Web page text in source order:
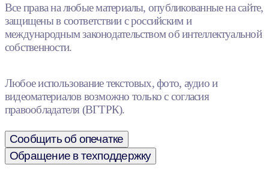
Все права на любые материалы, опубликованные на сайте,
защищены в соответствии с российским и
международным законодательством об интеллектуальной
собственности.
Любое использование текстовых, фото, аудио и
видеоматериалов возможно только с согласия
правообладателя (ВГТРК).
Сообщить об опечатке
Обращение в техподдержку